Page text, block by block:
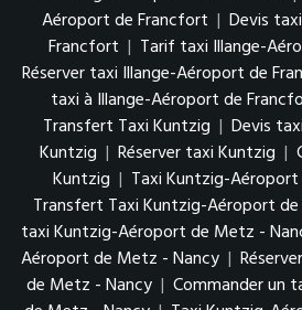
Aéroport de Francfort | Devis
Francfort | Tarif taxi Illange-
Réserver taxi Illange-Aéroport de
taxi à Illange-Aéroport de
Transfert Taxi Kuntzig | Devis
Kuntzig | Réserver taxi Kuntzig |
Kuntzig | Taxi Kuntzig-
Transfert Taxi Kuntzig-Aéroport
taxi Kuntzig-Aéroport de Metz -
Aéroport de Metz - Nancy |
de Metz - Nancy | Commander un